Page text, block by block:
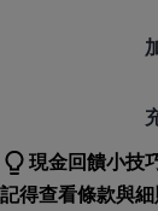
現金回饋小技
記得查看條款與細